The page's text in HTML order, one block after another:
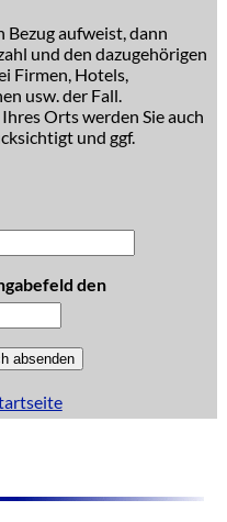
Bezug aufweist, dann
und den dazugehörigen
Firmen, Hotels,
usw. der Fall.
Orts werden Sie auch
und ggf.
den